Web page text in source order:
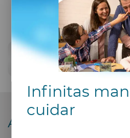
¿Tienes alguna
Compartir
Artículos
Infinitas
cuidar